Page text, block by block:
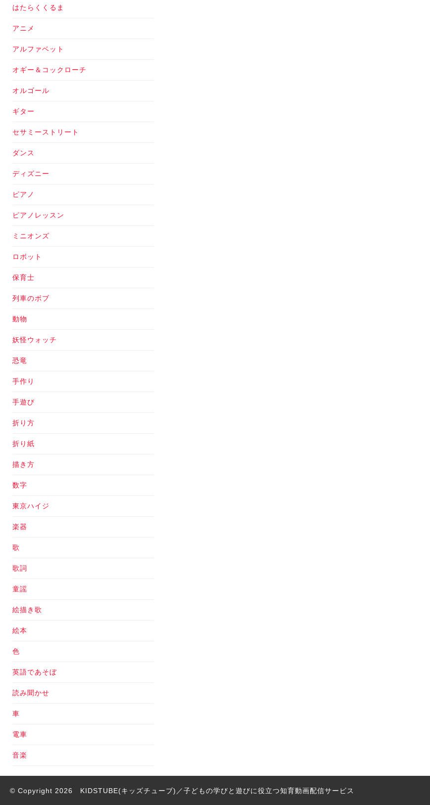
はたらくくるま
アニメ
アルファベット
オギー＆コックローチ
オルゴール
ギター
セサミーストリート
ダンス
ディズニー
ピアノ
ピアノレッスン
ミニオンズ
ロボット
保育士
列車のボブ
動物
妖怪ウォッチ
恐竜
手作り
手遊び
折り方
折り紙
描き方
数字
東京ハイジ
楽器
歌
歌詞
童謡
絵描き歌
絵本
色
英語であそぼ
読み聞かせ
車
電車
音楽
© Copyright 2026 KIDSTUBE(キッズチューブ)／子どもの学びと遊びに役立つ知育動画配信サービス